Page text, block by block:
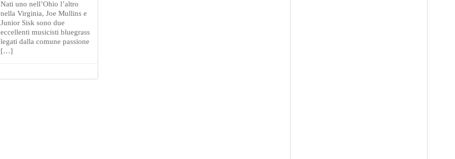
Nati uno nell’Ohio l’altro
nella Virginia, Joe Mullins e
Junior Sisk sono due
eccellenti musicisti bluegrass
legati dalla comune passione
[…]